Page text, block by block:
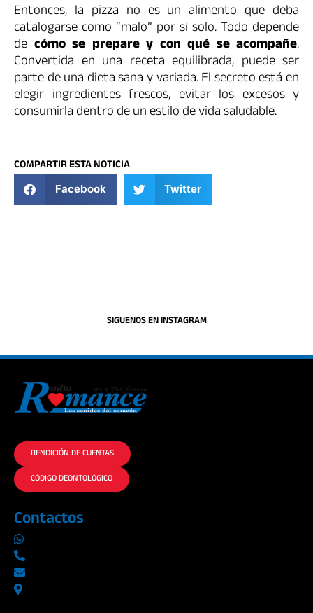
Entonces, la pizza no es un alimento que deba
catalogarse como “malo” por sí solo. Todo depende
de cómo se prepare y con qué se acompañe.
Convertida en una receta equilibrada, puede ser
parte de una dieta sana y variada. El secreto está en
elegir ingredientes frescos, evitar los excesos y
consumirla dentro de un estilo de vida saludable.
COMPARTIR ESTA NOTICIA
Facebook Twitter
SIGUENOS EN INSTAGRAM
RENDICIÓN DE CUENTAS
CÓDIGO DEONTOLÓGICO
Contactos